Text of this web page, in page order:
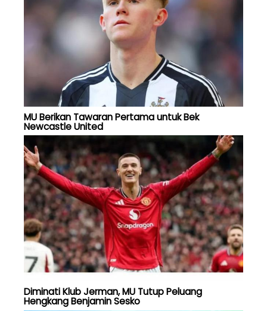
MU Berikan Tawaran Pertama untuk Bek
Newcastle United
Diminati Klub Jerman, MU Tutup Peluang
Hengkang Benjamin Sesko